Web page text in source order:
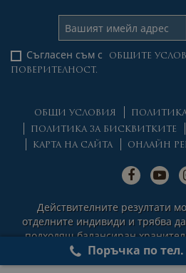
Поръчка по тел.
Съгласен съм с ОБЩИТЕ
ПОВЕРИТЕЛНОСТ.
ОБЩИ УСЛОВИЯ
ПОЛИТИКА ЗА БИСКВИТКИТЕ
КАРТА НА САЙТА
ОНЛАЙН
Действителните резултати
отделните индивиди и трябва
подходящ балансиран
физическа